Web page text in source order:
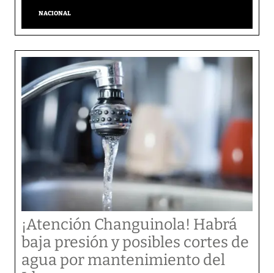
NACIONAL
¡Atención Changuinola! Habrá
baja presión y posibles cortes de
agua por mantenimiento del